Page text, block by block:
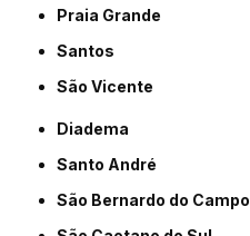
Praia Grande
Santos
São Vicente
Diadema
Santo André
São Bernardo do Campo